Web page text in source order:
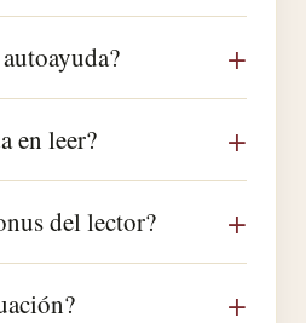
en leer?
del lector?